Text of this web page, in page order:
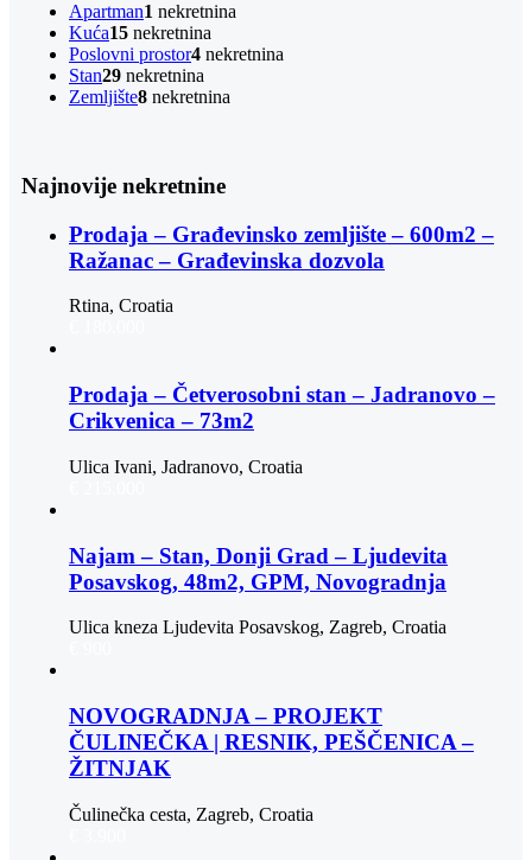
Apartman1 nekretnina
Kuća15 nekretnina
Poslovni prostor4 nekretnina
Stan29 nekretnina
Zemljište8 nekretnina
Najnovije nekretnine
Prodaja – Građevinsko zemljište – 600m2 –
Ražanac – Građevinska dozvola
Rtina, Croatia
Prodaja – Četverosobni stan – Jadranovo –
Crikvenica – 73m2
Ulica Ivani, Jadranovo, Croatia
Najam – Stan, Donji Grad – Ljudevita
Posavskog, 48m2, GPM, Novogradnja
Ulica kneza Ljudevita Posavskog, Zagreb, Croatia
NOVOGRADNJA – PROJEKT
ČULINEČKA | RESNIK, PEŠČENICA –
ŽITNJAK
Čulinečka cesta, Zagreb, Croatia